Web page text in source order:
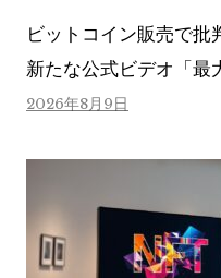
ビットコイン販売で
新たな公式ビデオ「最
2026年8月9日